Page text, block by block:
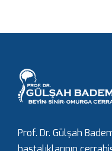
Prof. Dr. Gülşah